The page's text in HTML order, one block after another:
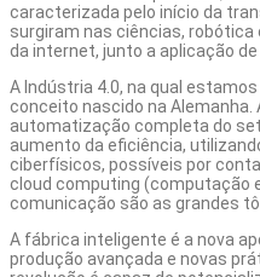
caracterizada pelo início da
surgiram nas ciências, robótica
da internet, junto a aplicação
A Indústria 4.0, na qual
conceito nascido na
automatização completa do
aumento da eficiência,
ciberfísicos, possíveis por
cloud computing (computação
comunicação são as grandes
A fábrica inteligente é a nova
produção avançada e novas